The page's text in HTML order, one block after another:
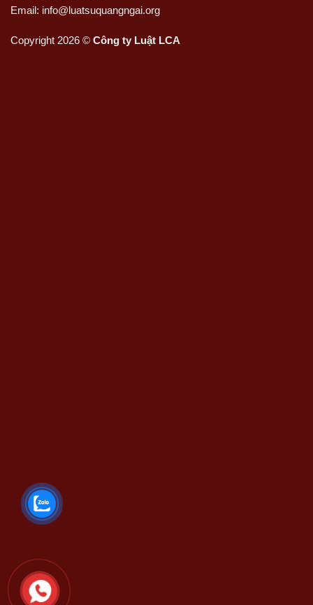
Email: info@luatsuquangngai.org
Copyright 2026 © Công ty Luật LCA